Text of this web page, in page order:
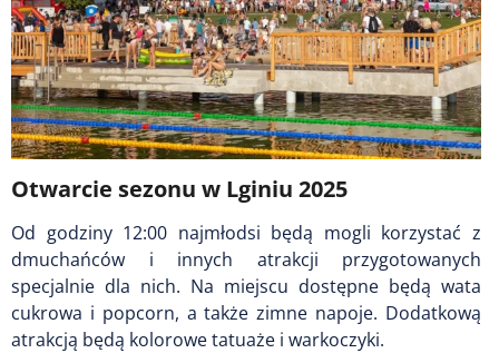
Otwarcie sezonu w Lginiu 2025
Od godziny 12:00 najmłodsi będą mogli korzystać z
dmuchańców i innych atrakcji przygotowanych
specjalnie dla nich. Na miejscu dostępne będą wata
cukrowa i popcorn, a także zimne napoje. Dodatkową
atrakcją będą kolorowe tatuaże i warkoczyki.